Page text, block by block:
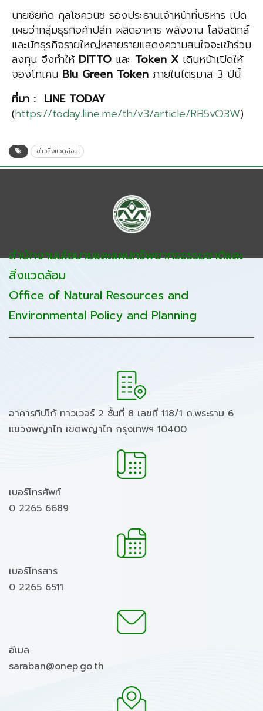
นายชัยทัด กุลโชควนิช รองประธานเจ้าหน้าที่บริหาร เปิด
เผยว่ากลุ่มธุรกิจค้าปลีก ผลิตอาหาร พลังงาน โลจิสติกส์
และนักธุรกิจรายใหญ่หลายรายแสดงความสนใจจะเข้าร่วม
ลงทุน จึงทำให้ DITTO และ Token Xเดินหน้าเปิดให้
จองโทเคน Blu Green Token ภายในไตรมาส 3 ปีนี้
ที่มา : LINE TODAY
(https://today.line.me/th/v3/article/RB5vQ3W)
ข่าวสิ่งแวดล้อม
สำนักงานนโยบายและแผนทรัพยากรธรรมชาติและ
สิ่งแวดล้อม
Office of Natural Resources and
Environmental Policy and Planning
อาคารทิปโก้ ทาวเวอร์ 2 ชั้นที่ 8 เลขที่ 118/1 ถ.พระราม 6
แขวงพญาไท เขตพญาไท กรุงเทพฯ 10400
เบอร์โทรศัพท์
0 2265 6689
เบอร์โทรสาร
0 2265 6511
อีเมล
saraban@onep.go.th